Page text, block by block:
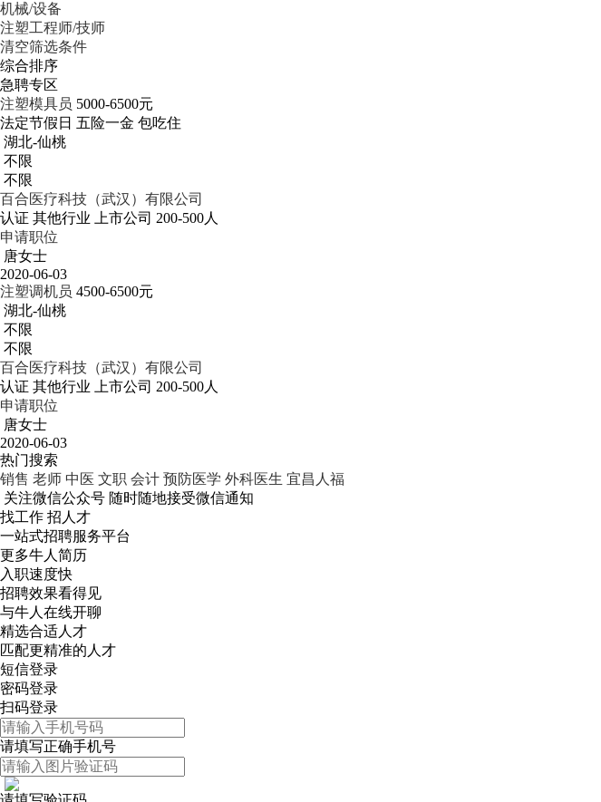
机械/设备
注塑工程师/技师
清空筛选条件
综合排序
急聘专区
注塑模具员 5000-6500元
法定节假日 五险一金 包吃住
湖北-仙桃
不限
不限
百合医疗科技（武汉）有限公司
认证 其他行业 上市公司 200-500人
申请职位
唐女士
2020-06-03
注塑调机员 4500-6500元
湖北-仙桃
不限
不限
百合医疗科技（武汉）有限公司
认证 其他行业 上市公司 200-500人
申请职位
唐女士
2020-06-03
热门搜索
销售 老师 中医 文职 会计 预防医学 外科医生 宜昌人福
关注微信公众号 随时随地接受微信通知
找工作 招人才
一站式招聘服务平台
更多牛人简历
入职速度快
招聘效果看得见
与牛人在线开聊
精选合适人才
匹配更精准的人才
短信登录
密码登录
扫码登录
请填写正确手机号